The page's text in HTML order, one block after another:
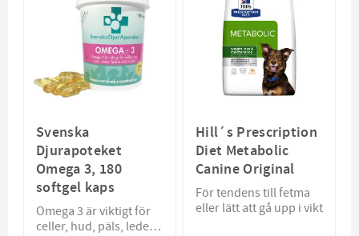
Svenska
Djurapoteket
Omega 3, 180
softgel kaps
Omega 3 är viktigt för
celler, hud, päls, leder,
Hill´s Prescription
Diet Metabolic
Canine Original
För tendens till fetma
eller lätt att gå upp i vikt